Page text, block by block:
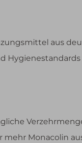
aus
Hygienestandards
mehr Monacolin